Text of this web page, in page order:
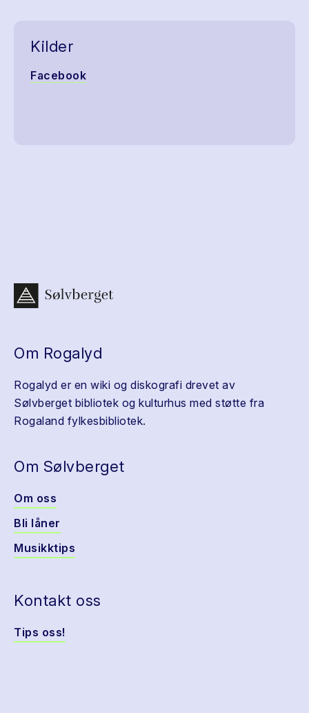
Kilder
Facebook
Om Rogalyd
Rogalyd er en wiki og diskografi drevet av
Sølvberget bibliotek og kulturhus med støtte fra
Rogaland fylkesbibliotek.
Om Sølvberget
Om oss
Bli låner
Musikktips
Kontakt oss
Tips oss!